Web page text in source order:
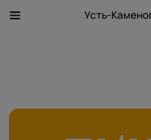
Усть-